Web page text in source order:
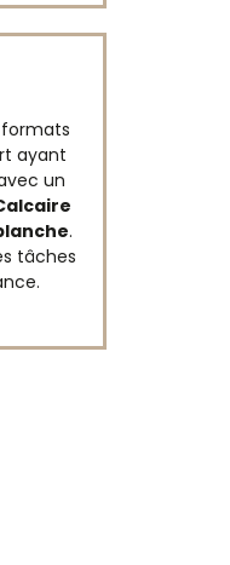
formats
ayant
un
.
tâches